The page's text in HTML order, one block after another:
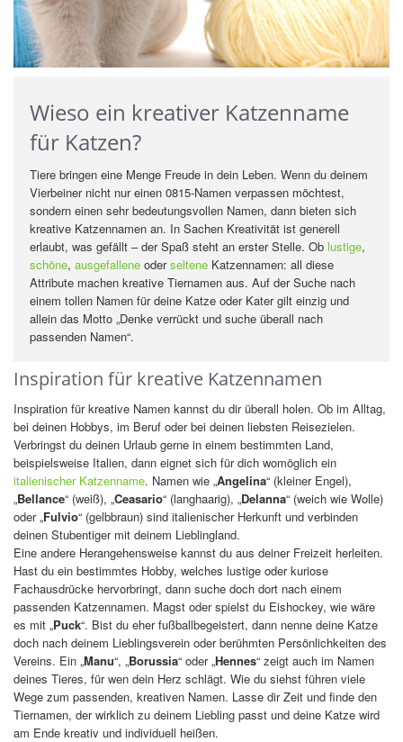
Wieso ein kreativer Katzenname
für Katzen?
Tiere bringen eine Menge Freude in dein Leben. Wenn du deinem
Vierbeiner nicht nur einen 0815-Namen verpassen möchtest,
sondern einen sehr bedeutungsvollen Namen, dann bieten sich
kreative Katzennamen an. In Sachen Kreativität ist generell
erlaubt, was gefällt – der Spaß steht an erster Stelle. Ob lustige,
schöne, ausgefallene oderseltene Katzennamen: all diese
Attribute machen kreative Tiernamen aus. Auf der Suche nach
einem tollen Namen für deine Katze oder Kater gilt einzig und
allein das Motto „Denke verrückt und suche überall nach
passenden Namen“.
Inspiration für kreative Katzennamen
Inspiration für kreative Namen kannst du dir überall holen. Ob im Alltag,
bei deinen Hobbys, im Beruf oder bei deinen liebsten Reisezielen.
Verbringst du deinen Urlaub gerne in einem bestimmten Land,
beispielsweise Italien, dann eignet sich für dich womöglich ein
italienischer Katzenname. Namen wie „Angelina“ (kleiner Engel),
„Bellance“ (weiß), „Ceasario“ (langhaarig), „Delanna“ (weich wie Wolle)
oder „Fulvio“ (gelbbraun) sind italienischer Herkunft und verbinden
deinen Stubentiger mit deinem Lieblingland.
Eine andere Herangehensweise kannst du aus deiner Freizeit herleiten.
Hast du ein bestimmtes Hobby, welches lustige oder kuriose
Fachausdrücke hervorbringt, dann suche doch dort nach einem
passenden Katzennamen. Magst oder spielst du Eishockey, wie wäre
es mit „Puck“. Bist du eher fußballbegeistert, dann nenne deine Katze
doch nach deinem Lieblingsverein oder berühmten Persönlichkeiten des
Vereins. Ein „Manu“, „Borussia“ oder „Hennes“ zeigt auch im Namen
deines Tieres, für wen dein Herz schlägt. Wie du siehst führen viele
Wege zum passenden, kreativen Namen. Lasse dir Zeit und finde den
Tiernamen, der wirklich zu deinem Liebling passt und deine Katze wird
am Ende kreativ und individuell heißen.